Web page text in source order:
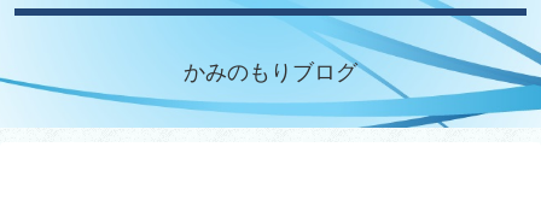
かみのもりブログ